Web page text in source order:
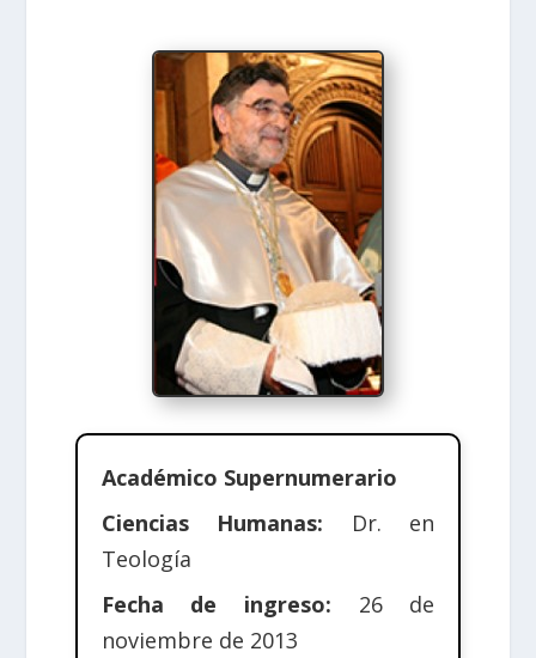
Académico Supernumerario
Ciencias Humanas: Dr. en
Teología
Fecha de ingreso: 26 de
noviembre de 2013